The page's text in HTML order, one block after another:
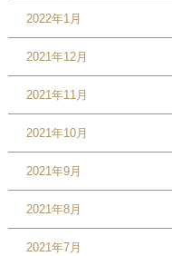
2022年1月
2021年12月
2021年11月
2021年10月
2021年9月
2021年8月
2021年7月